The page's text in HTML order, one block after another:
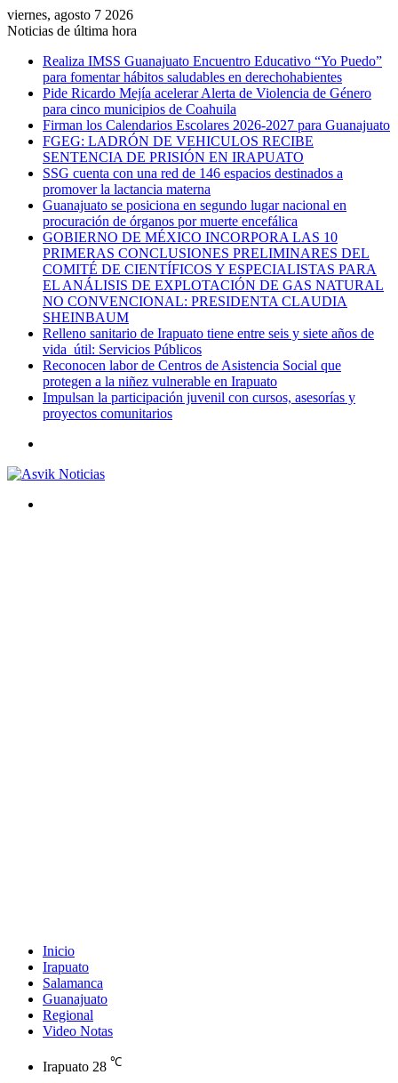
viernes, agosto 7 2026
Noticias de última hora
Realiza IMSS Guanajuato Encuentro Educativo “Yo Puedo”
para fomentar hábitos saludables en derechohabientes
Pide Ricardo Mejía acelerar Alerta de Violencia de Género
para cinco municipios de Coahuila
Firman los Calendarios Escolares 2026-2027 para Guanajuato
FGEG: LADRÓN DE VEHICULOS RECIBE
SENTENCIA DE PRISIÓN EN IRAPUATO
SSG cuenta con una red de 146 espacios destinados a
promover la lactancia materna
Guanajuato se posiciona en segundo lugar nacional en
procuración de órganos por muerte encefálica
GOBIERNO DE MÉXICO INCORPORA LAS 10
PRIMERAS CONCLUSIONES PRELIMINARES DEL
COMITÉ DE CIENTÍFICOS Y ESPECIALISTAS PARA
EL ANÁLISIS DE EXPLOTACIÓN DE GAS NATURAL
NO CONVENCIONAL: PRESIDENTA CLAUDIA
SHEINBAUM
Relleno sanitario de Irapuato tiene entre seis y siete años de
vida útil: Servicios Públicos
Reconocen labor de Centros de Asistencia Social que
protegen a la niñez vulnerable en Irapuato
Impulsan la participación juvenil con cursos, asesorías y
proyectos comunitarios
Inicio
Irapuato
Salamanca
Guanajuato
Regional
Video Notas
Irapuato 28 ℃